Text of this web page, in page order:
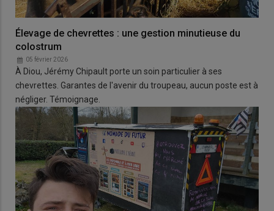
Élevage de chevrettes : une gestion minutieuse du
colostrum
05 février 2026
À Diou, Jérémy Chipault porte un soin particulier à ses
chevrettes. Garantes de l'avenir du troupeau, aucun poste est à
négliger. Témoignage.